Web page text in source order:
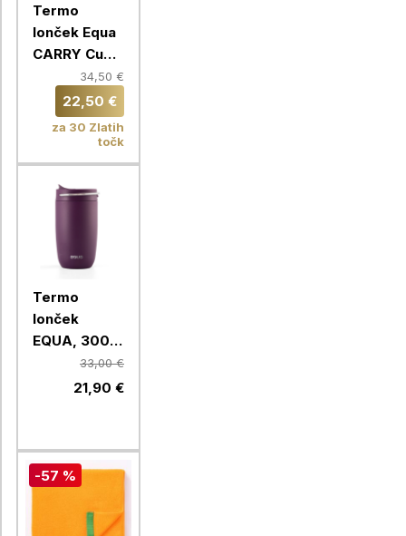
Termo
lonček Equa
CARRY Cup,
600 ml,
zelen (forest
green)
34,50 €
22,50 €
za 30 Zlatih
točk
Termo
lonček
EQUA, 300
ml, Mulberry
33,00 €
21,90 €
-57 %